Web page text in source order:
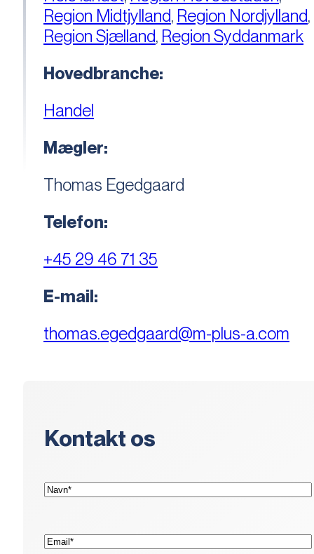
Region Midtjylland, Region Nordjylland,
Region Sjælland, Region Syddanmark
Hovedbranche:
Handel
Mægler:
Thomas Egedgaard
Telefon:
+45 29 46 71 35
E-mail:
thomas.egedgaard@m-plus-a.com
Kontakt os
Navn*
E-
mail*